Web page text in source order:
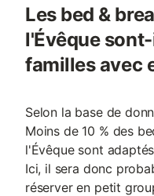
Les bed &
l'Évêque
familles avec
Selon la base de
Moins de 10 % des
l'Évêque sont
Ici, il sera donc
réserver en petit